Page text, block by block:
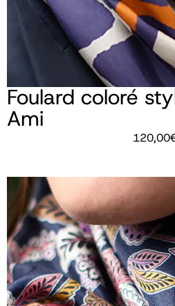
Foulard coloré
Ami
120,00